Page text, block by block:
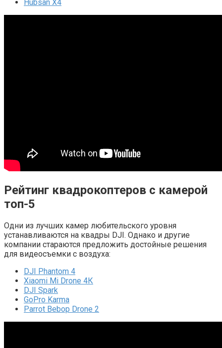
Hubsan X4
Рейтинг квадрокоптеров с камерой
топ-5
Одни из лучших камер любительского уровня
устанавливаются на квадры DJI. Однако и другие
компании стараются предложить достойные решения
для видеосъемки с воздуха:
DJI Phantom 4
Xiaomi Mi Drone 4К
DJI Spark
GoPro Karma
Parrot Bebop Drone 2